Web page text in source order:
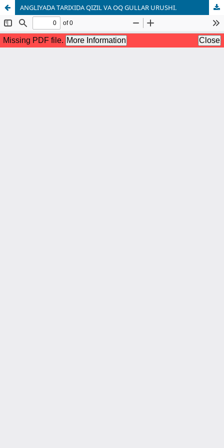
ANGLIYADA TARIXIDA QIZIL VA OQ GULLAR URUSHI.